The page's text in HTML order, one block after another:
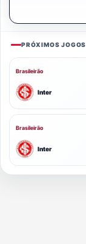
PRÓXIMOS JOGOS
Brasileirão
Inter
Brasileirão
Inter